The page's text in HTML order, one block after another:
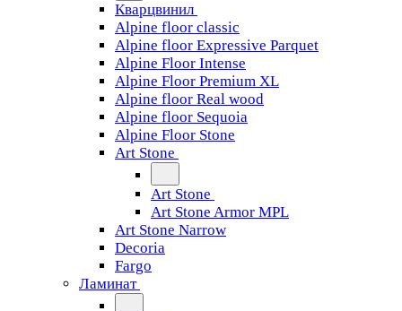
Кварцвинил
Alpine floor classic
Alpine floor Expressive Parquet
Alpine Floor Intense
Alpine Floor Premium XL
Alpine floor Real wood
Alpine floor Sequoia
Alpine Floor Stone
Art Stone
Art Stone
Art Stone Armor MPL
Art Stone Narrow
Decoria
Fargo
Ламинат